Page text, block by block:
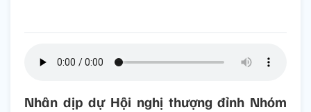
Nhân dịp dự Hội nghị thượng đỉnh Nhóm